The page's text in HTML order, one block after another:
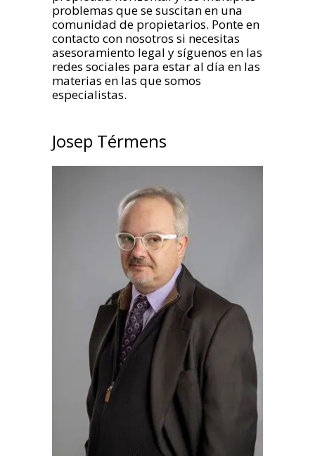
problemas que se suscitan en una
comunidad de propietarios. Ponte en
contacto con nosotros si necesitas
asesoramiento legal y síguenos en las
redes sociales para estar al día en las
materias en las que somos
especialistas.
Josep Térmens